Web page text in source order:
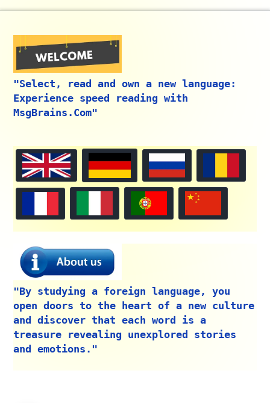
"Select, read and own a new language:
Experience speed reading with
MsgBrains.Com"
"By studying a foreign language, you
open doors to the heart of a new culture
and discover that each word is a
treasure revealing unexplored stories
and emotions."